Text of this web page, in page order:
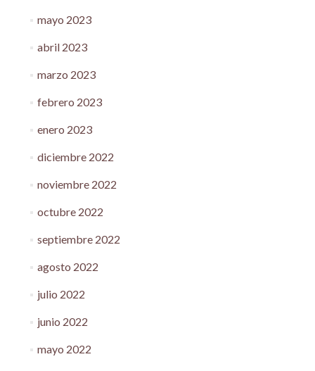
mayo 2023
abril 2023
marzo 2023
febrero 2023
enero 2023
diciembre 2022
noviembre 2022
octubre 2022
septiembre 2022
agosto 2022
julio 2022
junio 2022
mayo 2022